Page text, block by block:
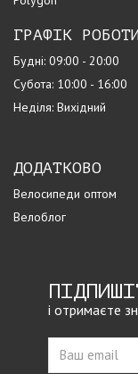
ГРАФІК
Будні: 09:00 - 20:00
Субота: 10:00 - 16:00
Неділя: Вихідний
ДОДАТКОВО
Велосипеди оптом
Велоблог
і отримаєте